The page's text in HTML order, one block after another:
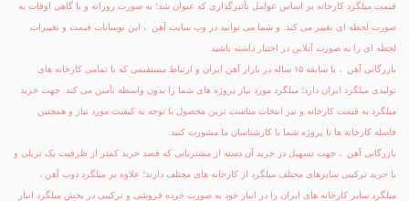
قیمت میلگرد کارخانه بر اساس عوامل تأثیرگذاری که عنوان شد؛ به صورت روزانه و یا گاهی اوقات به
صورت لحظه ای تغییر می کند. و شما می توانید در وب سایت آهن ، این نوسانات قیمت و تغییرات
لحظه ای را به صورت آنلاین در اختیار داشته باشید.
بازرگانی آهن ، با سابقه ۱۵ ساله در بازار آهن ایران و ارتباط مستقیمی که با تمامی کارخانه های
تولیدی میلگرد ایران دارد؛ میلگرد مورد نیاز پروژه های شما را بدون واسطه تأمین می کند. جهت خرید
میلگرد به قیمت کارخانه و نیز انتخاب مناسب ترین محصول با توجه به کیفیت مورد نیاز و همچنین
فاصله کارخانه ها تا پروژه شما با کارشناسان ما مشورت کنید.
بازرگانی آهن ، جهت تسهیل در خرید آن دسته از مشتریانی که قصد خرید کمتر از ظرفیت یک تریلی و
یا خرید ترکیبی سایزهای مختلف میلگرد از کارخانه های مختلف دارند؛ علاوه بر میلگرد ذوب آهن ،
میلگرد سایر کارخانه های ایران را در انبار خود به صورت خرده فروشی و ترکیبی در بخش میلگرد انبار